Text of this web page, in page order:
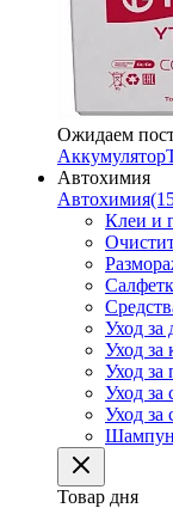
Ожидаем
Аккумулятор
Автохимия
Автохимия
Клеи и
Уход
Уход за
Уход за
Уход за
Уход за
Товар дня